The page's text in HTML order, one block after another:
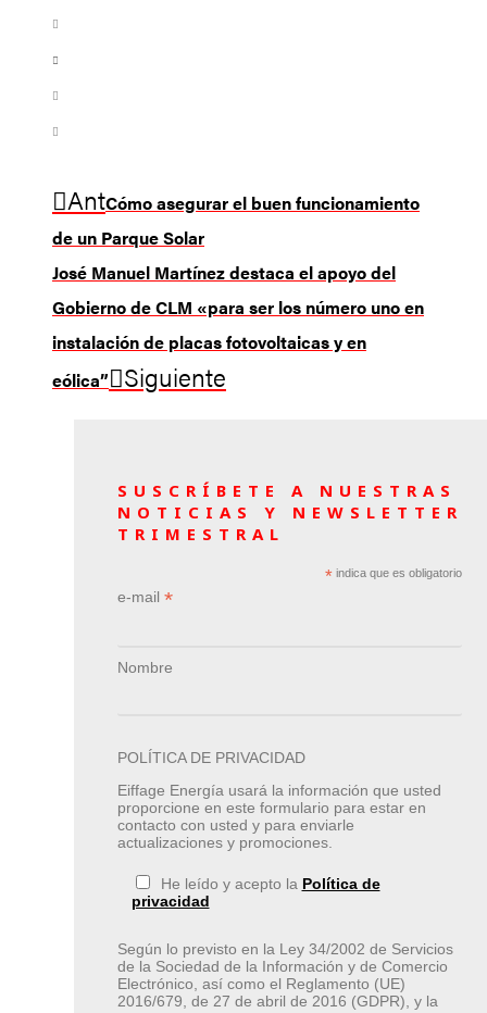
AntCómo asegurar el buen funcionamiento
de un Parque Solar
José Manuel Martínez destaca el apoyo del
Gobierno de CLM «para ser los número uno en
instalación de placas fotovoltaicas y en
eólica”
Siguiente
SUSCRÍBETE A NUESTRAS
NOTICIAS Y NEWSLETTER
TRIMESTRAL
*indica que es obligatorio
e-mail *
Nombre
POLÍTICA DE PRIVACIDAD
Eiffage Energía usará la información que usted
proporcione en este formulario para estar en
contacto con usted y para enviarle
actualizaciones y promociones.
He leído y acepto la Política de
privacidad
Según lo previsto en la Ley 34/2002 de Servicios
de la Sociedad de la Información y de Comercio
Electrónico, así como el Reglamento (UE)
2016/679, de 27 de abril de 2016 (GDPR), y la